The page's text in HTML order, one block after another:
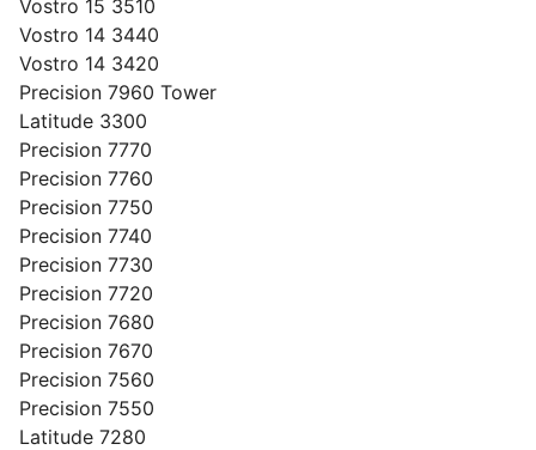
Vostro 15 3510
Vostro 14 3440
Vostro 14 3420
Precision 7960 Tower
Latitude 3300
Precision 7770
Precision 7760
Precision 7750
Precision 7740
Precision 7730
Precision 7720
Precision 7680
Precision 7670
Precision 7560
Precision 7550
Latitude 7280